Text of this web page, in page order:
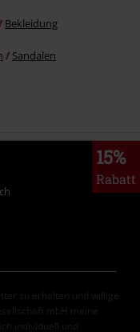
Bekleidung
Sandalen
15%
Rabatt
zu erhalten und willige
mbH meine
individuell und